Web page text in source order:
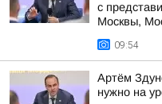
с
Москвы,
09:54
Артём
нужно на